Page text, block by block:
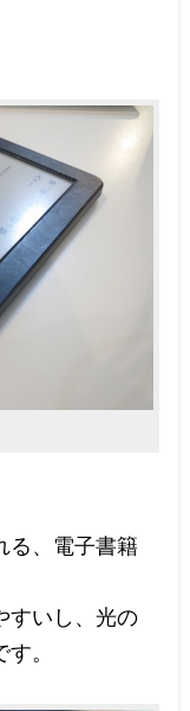
る、電子書籍
すいし、光の
。